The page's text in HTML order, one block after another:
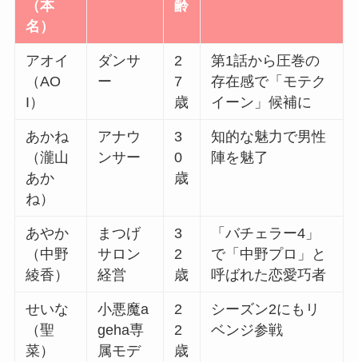
（本
名）
齢
アオイ
（AO
I）
ダンサ
ー
2
7
歳
第1話から圧巻の
存在感で「モテク
イーン」候補に
あかね
（瀧山
あか
ね）
アナウ
ンサー
3
0
歳
知的な魅力で男性
陣を魅了
あやか
（中野
綾香）
まつげ
サロン
経営
3
2
歳
「バチェラー4」
で「中野プロ」と
呼ばれた恋愛巧者
せいな
（聖
菜）
小悪魔a
geha専
属モデ
2
2
歳
シーズン2にもリ
ベンジ参戦